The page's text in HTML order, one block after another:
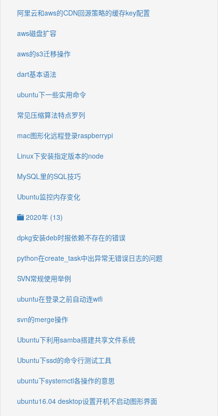
阿里云和aws的CDN回源策略的缓存key配置
aws磁盘扩容
aws的s3迁移操作
dart基本语法
ubuntu下一些实用命令
常见压缩算法特点罗列
mac图形化远程登录raspberrypi
Linux下安装指定版本的node
MySQL里的SQL技巧
Ubuntu监控内存变化
2020年 (13)
dpkg安装deb时报依赖不存在的错误
python在create_task中出异常无错误日志的问题
SVN常规使用举例
ubuntu在登录之前自动连wifi
svn的merge操作
Ubuntu下利用samba搭建共享文件系统
Ubuntu下ssd的命令行测试工具
ubuntu下systemctl各操作的意思
ubuntu16.04 desktop设置开机不启动图形界面